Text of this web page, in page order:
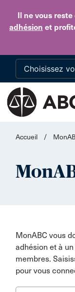
Il ne vous
adhésion et
Accueil /
MonABC vous
adhésion et à
membres.
pour vous